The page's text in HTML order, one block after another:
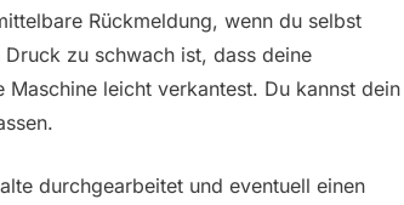
Rückmeldung, wenn du selbst
zu schwach ist, dass deine
leicht verkantest. Du kannst dein
durchgearbeitet und eventuell einen